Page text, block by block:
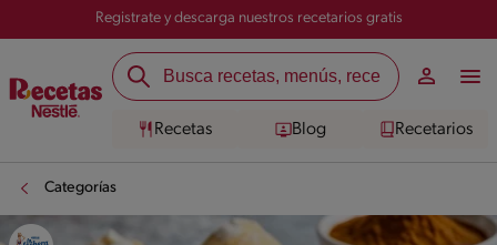
Registrate y descarga nuestros recetarios gratis
Recetas Blog Recetarios
Categorías